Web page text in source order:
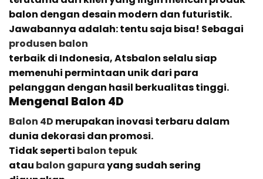
balon dengan desain modern dan futuristik.
Jawabannya adalah: tentu saja bisa! Sebagai
produsen balon
terbaik di Indonesia, Atsbalon selalu siap
memenuhi permintaan unik dari para
pelanggan dengan hasil berkualitas tinggi.
Mengenal Balon 4D
Balon 4D merupakan inovasi terbaru dalam
dunia dekorasi dan promosi.
Tidak seperti balon tepuk
atau balon gapurayang sudah sering